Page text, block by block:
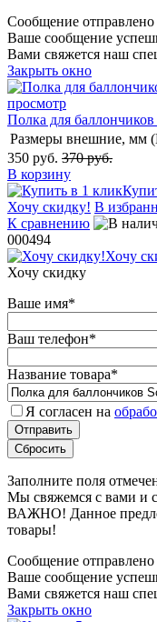
Сообщение отправлено
Ваше сообщение
Вами свяжется наш
Закрыть окно
просмотр
Полка для
Размеры внешние, мм
350 руб. 370 руб.
В корзину
Хочу скидку! В
К сравнению
000494
Хочу
Хочу скидку
Ваше имя*
Ваш телефон*
Название товара*
Я согласен на
Заполните поля
Мы свяжемся с вами и
ВАЖНО! Данное
товары!
Сообщение отправлено
Ваше сообщение
Вами свяжется наш
Закрыть окно